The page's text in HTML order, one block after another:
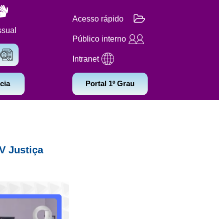
Acesso rápido
Público interno
Intranet
Portal 1º Grau
Justiça